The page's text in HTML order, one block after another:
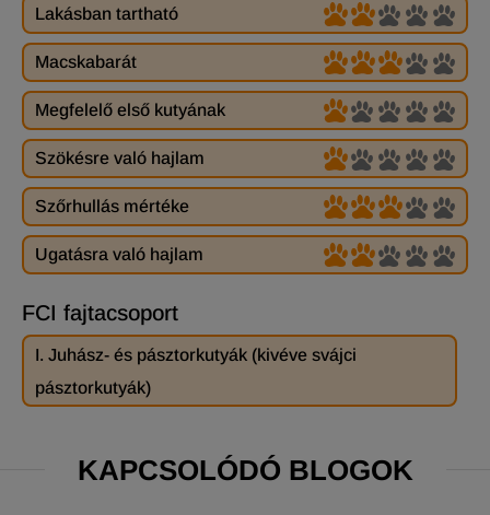
Lakásban tartható
Macskabarát
Megfelelő első kutyának
Szökésre való hajlam
Szőrhullás mértéke
Ugatásra való hajlam
FCI fajtacsoport
I. Juhász- és pásztorkutyák (kivéve svájci
pásztorkutyák)
KAPCSOLÓDÓ BLOGOK